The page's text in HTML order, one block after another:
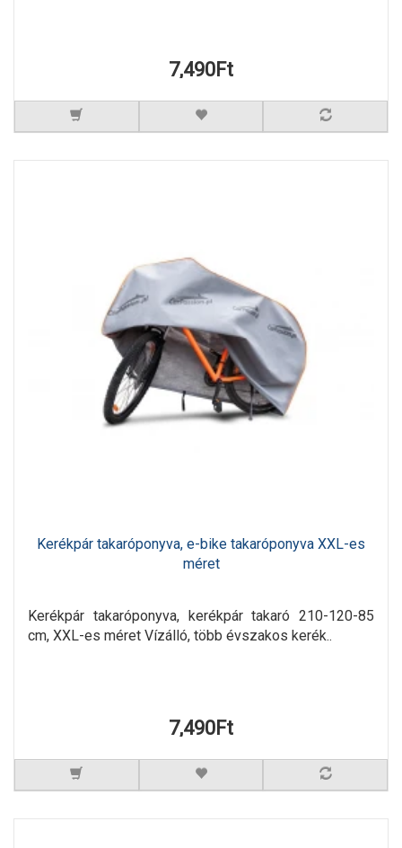
7,490Ft
Kerékpár takaróponyva, e-bike takaróponyva XXL-es
méret
Kerékpár takaróponyva, kerékpár takaró 210-120-85
cm, XXL-es méret Vízálló, több évszakos kerék..
7,490Ft